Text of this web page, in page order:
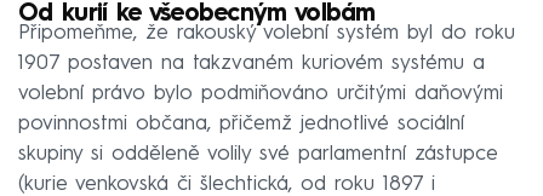
Od kurií ke všeobecným volbám
Připomeňme, že rakouský volební systém byl do roku
1907 postaven na takzvaném kuriovém systému a
volební právo bylo podmiňováno určitými daňovými
povinnostmi občana, přičemž jednotlivé sociální
skupiny si odděleně volily své parlamentní zástupce
(kurie venkovská či šlechtická, od roku 1897 i